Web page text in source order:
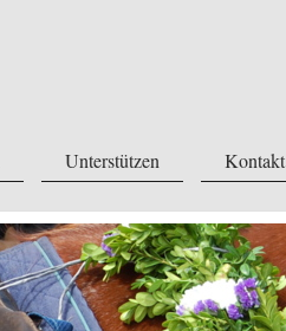
Unterstützen Kontakt